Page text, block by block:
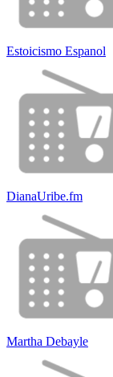
Estoicismo Espanol
DianaUribe.fm
Martha Debayle